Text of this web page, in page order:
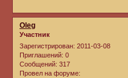
Oleg
Участник
Зарегистрирован: 2011-03-08
Приглашений: 0
Сообщений: 317
Провел на форуме: